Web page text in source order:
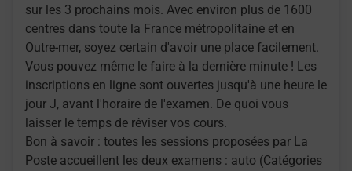
sur les 3 prochains mois. Avec environ plus de 1600
centres dans toute la France métropolitaine et en
Outre-mer, soyez certain d'avoir une place facilement.
Vous pouvez même le faire à la dernière minute ! Les
inscriptions en ligne sont ouvertes jusqu'à une heure le
jour J, avant l'horaire de l'examen. De quoi vous
laisser le temps de réviser vos cours.
Bon à savoir : toutes les sessions proposées par La
Poste accueillent les deux examens : auto (Catégories